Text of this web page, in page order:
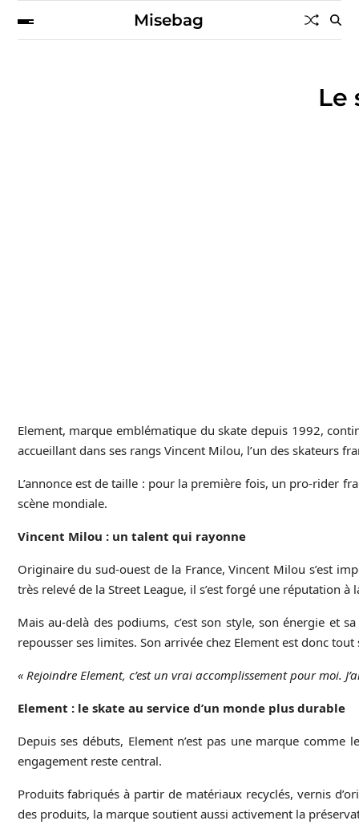
Misebag
Le
Element, marque emblématique du skate depuis 1992,
accueillant dans ses rangs Vincent Milou, l’un des skateurs
L’annonce est de taille : pour la première fois, un pro-rider
scène mondiale.
Vincent Milou : un talent qui rayonne
Originaire du sud-ouest de la France, Vincent Milou s’est
très relevé de la Street League, il s’est forgé une réputation
Mais au-delà des podiums, c’est son style, son énergie et
repousser ses limites. Son arrivée chez Element est donc tout
« Rejoindre Element, c’est un vrai accomplissement pour moi.
Element : le skate au service d’un monde plus durable
Depuis ses débuts, Element n’est pas une marque
engagement reste central.
Produits fabriqués à partir de matériaux recyclés, vernis
des produits, la marque soutient aussi activement la